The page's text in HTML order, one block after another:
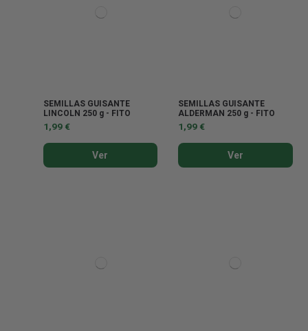
SEMILLAS GUISANTE
LINCOLN 250 g - FITO
1,99 €
Ver
SEMILLAS GUISANTE
ALDERMAN 250 g - FITO
1,99 €
Ver